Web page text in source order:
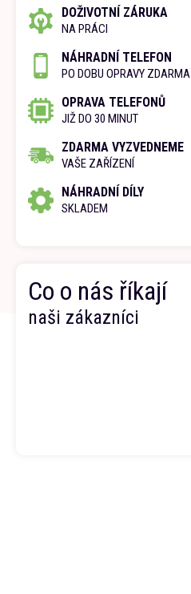
DOŽIVOTNÍ ZÁRUKA
NA PRÁCI
NÁHRADNÍ TELEFON
PO DOBU OPRAVY ZDARMA
OPRAVA TELEFONŮ
JIŽ DO 30 MINUT
ZDARMA VYZVEDNEME
VAŠE ZAŘÍZENÍ
NÁHRADNÍ DÍLY
SKLADEM
Co o nás říkají
naši zákazníci